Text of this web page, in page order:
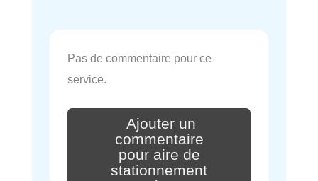
Pas de commentaire pour ce
service.
Ajouter un
commentaire
pour aire de
stationnement